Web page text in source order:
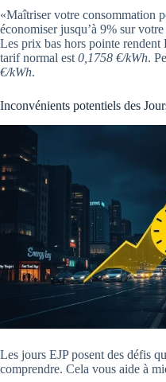
«Maîtriser votre consommation
économiser jusqu’à 9% sur
Les prix bas hors pointe
tarif normal est 0,1758 €/kWh.
€/kWh.
Inconvénients potentiels des
Les jours EJP posent des défis
comprendre. Cela vous aide à